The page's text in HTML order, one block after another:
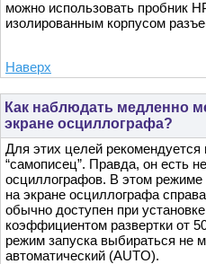
можно использовать пробник
изолированным корпусом
Наверх
Как наблюдать медленно
экране осциллографа?
Для этих целей рекомендуется
“самописец”. Правда, он есть
осциллографов. В этом
на экране осциллографа
обычно доступен при
коэффициентом развертки от
режим запуска выбираться не
автоматический (AUTO).